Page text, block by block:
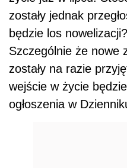
zostały jednak
będzie los
Szczególnie że nowe
zostały na razie
wejście w życie
ogłoszenia w